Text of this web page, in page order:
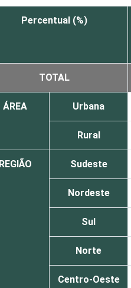
Percentual (%)
TOTAL
ÁREA Urbana
Rural
REGIÃO Sudeste
Nordeste
Sul
Norte
Centro-Oeste